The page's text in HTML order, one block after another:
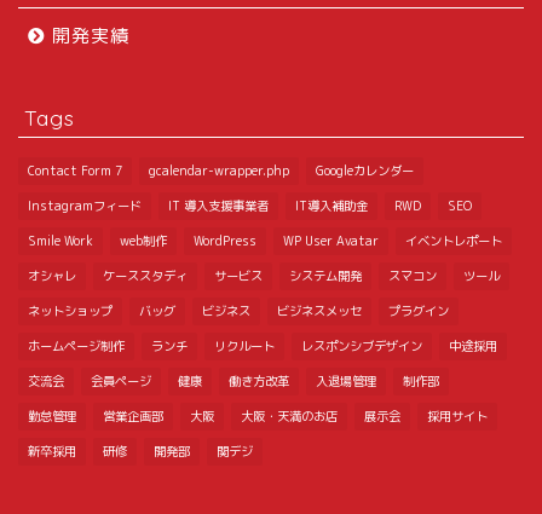
開発実績
Tags
Contact Form 7 gcalendar-wrapper.php Googleカレンダー
Instagramフィード IT 導入支援事業者 IT導入補助金 RWD SEO
Smile Work web制作 WordPress WP User Avatar イベントレポート
オシャレ ケーススタディ サービス システム開発 スマコン ツール
ネットショップ バッグ ビジネス ビジネスメッセ プラグイン
ホームページ制作 ランチ リクルート レスポンシブデザイン 中途採用
交流会 会員ページ 健康 働き方改革 入退場管理 制作部
勤怠管理 営業企画部 大阪 大阪・天満のお店 展示会 採用サイト
新卒採用 研修 開発部 関デジ